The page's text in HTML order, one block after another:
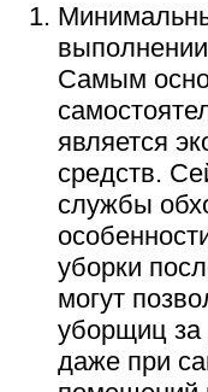
Самым
является
средств.
службы
уборки
могут
уборщиц за
даже при